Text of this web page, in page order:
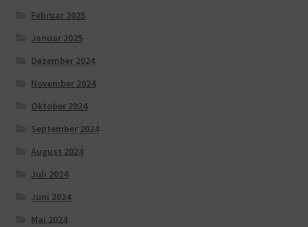
Februar 2025
Januar 2025
Dezember 2024
November 2024
Oktober 2024
September 2024
August 2024
Juli 2024
Juni 2024
Mai 2024